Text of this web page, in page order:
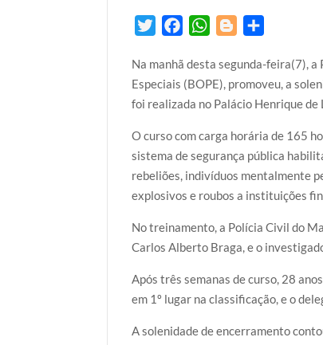
i
t
t
c
e
b
k
W
a
t
s
p
o
g
g
a
r
e
Na manhã desta segunda-feira(7),
Especiais (BOPE), promoveu, a
foi realizada no Palácio Henrique de
O curso com carga horária de 165
sistema de segurança pública
rebeliões, indivíduos mentalmente
explosivos e roubos a instituições
No treinamento, a Polícia Civil do
Carlos Alberto Braga, e o
Após três semanas de curso, 28
em 1º lugar na classificação, e o
A solenidade de encerramento